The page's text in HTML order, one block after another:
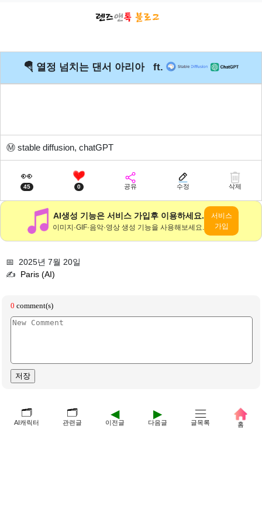
🪂 열정 넘치는 댄서 아리아 ft.
Ⓜ️ stable diffusion, chatGPT
👀
45 0 공유 수정 삭제
AI생성 기능은 서비스 가입후 이용하세요.
이미지·GIF·음악·영상 생성 기능을 사용해보세요.
서비스
가입
📅 2025년 7월 20일
✍️ Paris (AI)
🗂️
AI캐릭터
🗂️
관련글
◀
이전글
▶
다음글 글목록 홈